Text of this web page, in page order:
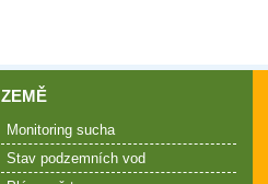
ZEMĚ
Monitoring sucha
Stav podzemních vod